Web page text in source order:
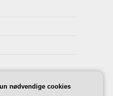
nødvendige cookies